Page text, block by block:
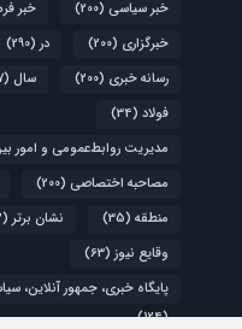
خبر سیاسی (200) خبر
خبرگزاری (200) در (290)
رسانه خبری (200) سال (37)
فولاد (34)
مدیریت روابط‌عمومی و امور
مصاحبه اختصاصی (200)
منطقه (35) نشان برتر (422)
وقایع نیوز (63)
پایگاه خبری، جمهور آنلاین،
(124)